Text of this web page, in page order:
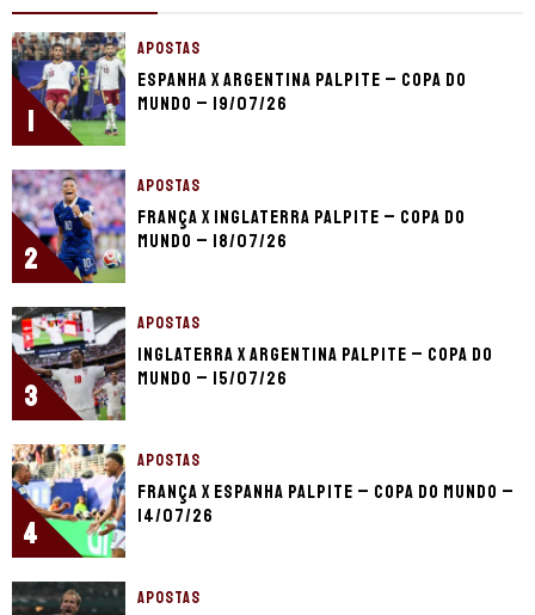
1
APOSTAS
Espanha x Argentina palpite – Copa do
Mundo – 19/07/26
2
APOSTAS
França x Inglaterra palpite – Copa do
Mundo – 18/07/26
3
APOSTAS
Inglaterra x Argentina palpite – Copa do
Mundo – 15/07/26
4
APOSTAS
França x Espanha palpite – Copa do Mundo –
14/07/26
APOSTAS